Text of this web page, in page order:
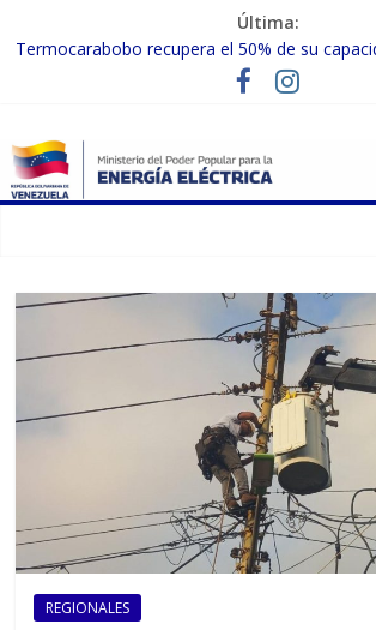
Última:
Termocarabobo recupera el 50% de su
MPPEE avanza en la recuperación de
Gobierno Nacional coordina acciones con el
fortalecer el SEN ante el «Súper Niño»
Inspeccionan trabajos de rehabilitación en
REGIONALES